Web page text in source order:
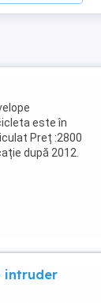
este în
Preț :2800
după 2012.
intruder